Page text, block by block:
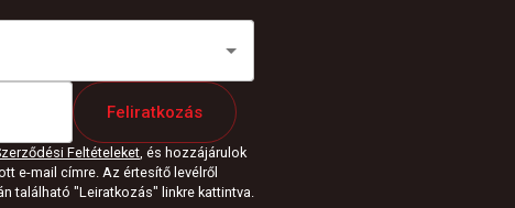
Feliratkozás
Feltételeket, és hozzájárulok
e-mail címre. Az értesítő levélről
található "Leiratkozás" linkre kattintva.